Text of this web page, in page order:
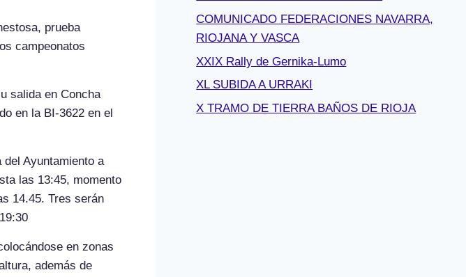
prueba
campeonatos
salida en Concha
en la BI-3622 en el
Ayuntamiento a
las 13:45, momento
14.45. Tres serán
en zonas
además de
COMUNICADO FEDERACIONES NAVARRA,
RIOJANA Y VASCA
XXIX Rally de Gernika-Lumo
XL SUBIDA A URRAKI
X TRAMO DE TIERRA BAÑOS DE RIOJA